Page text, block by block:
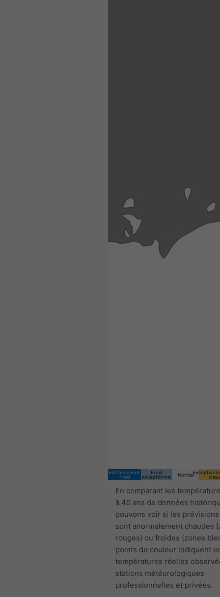
Extrêmement
froid
Froid
exceptionnel
Normal
En comparant les
à 40 ans de données
pouvons voir si les
sont anormalement chaudes
rouges) ou froides (zones
points de couleur indiquent
températures réelles
stations météorologiques
professionnelles et privées.